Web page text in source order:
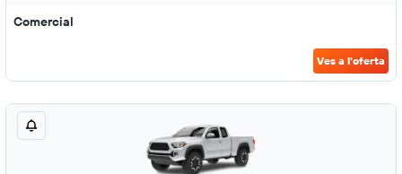
Comercial
Ves a l'oferta